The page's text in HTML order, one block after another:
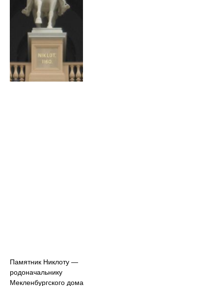
Памятник Никлоту —
родоначальнику
Мекленбургского дома